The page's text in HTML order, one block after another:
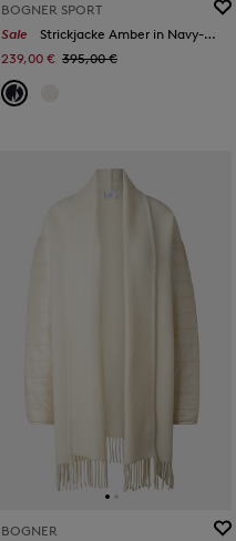
BOGNER SPORT
Sale
Strickjacke Amber in Navy-Blau/Weiß
239,00 € 395,00 €
BOGNER